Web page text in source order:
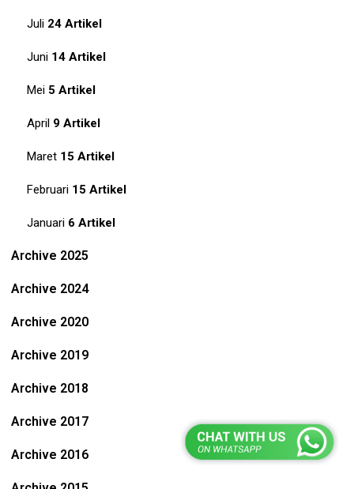
Juli 24 Artikel
Juni 14 Artikel
Mei 5 Artikel
April 9 Artikel
Maret 15 Artikel
Februari 15 Artikel
Januari 6 Artikel
Archive 2025
Archive 2024
Archive 2020
Archive 2019
Archive 2018
Archive 2017
Archive 2016